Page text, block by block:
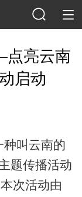
亮云南
启动
种叫云南的
题传播活动
次活动由